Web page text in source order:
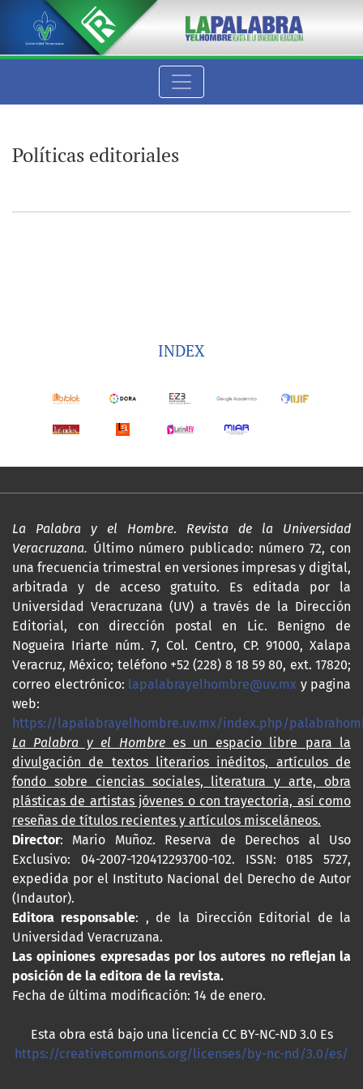
Políticas editoriales
Políticas editoriales
INDEX
La Palabra y el Hombre. Revista de la Universidad
Veracruzana. Último número publicado: número 72, con
una frecuencia trimestral en versiones impresas y digital,
arbitrada y de acceso gratuito. Es editada por la
Universidad Veracruzana (UV) a través de la Dirección
Editorial, con dirección postal en Lic. Benigno de
Nogueira Iriarte núm. 7, Col. Centro, CP. 91000, Xalapa
Veracruz, México; teléfono +52 (228) 8 18 59 80, ext. 17820;
correo electrónico: lapalabrayelhombre@uv.mx y pagina
web:
https://lapalabrayelhombre.uv.mx/index.php/
La Palabra y el Hombre es un espacio libre para la
divulgación de textos literarios inéditos, artículos de
fondo sobre ciencias sociales, literatura y arte, obra
plásticas de artistas jóvenes o con trayectoria, así como
reseñas de títulos recientes y artículos misceláneos.
Director: Mario Muñoz. Reserva de Derechos al Uso
Exclusivo: 04-2007-120412293700-102. ISSN: 0185 5727,
expedida por el Instituto Nacional del Derecho de Autor
(Indautor).
Editora responsable: , de la Dirección Editorial de la
Universidad Veracruzana.
Las opiniones expresadas por los autores no reflejan la
posición de la editora de la revista.
Fecha de última modificación: 14 de enero.
Esta obra está bajo una licencia CC BY-NC-ND 3.0 Es
https://creativecommons.org/licenses/by-nc-nd/3.0/es/